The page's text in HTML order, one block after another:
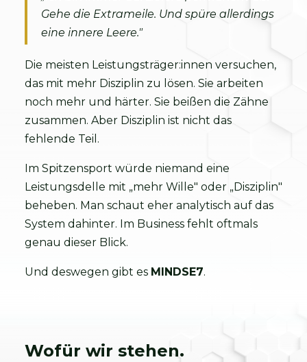
Gehe die Extrameile. Und spüre allerdings
eine innere Leere."
Die meisten Leistungsträger:innen versuchen,
das mit mehr Disziplin zu lösen. Sie arbeiten
noch mehr und härter. Sie beißen die Zähne
zusammen. Aber Disziplin ist nicht das
fehlende Teil.
Im Spitzensport würde niemand eine
Leistungsdelle mit „mehr Wille" oder „Disziplin"
beheben. Man schaut eher analytisch auf das
System dahinter. Im Business fehlt oftmals
genau dieser Blick.
Und deswegen gibt es MINDSE7.
Wofür wir stehen.